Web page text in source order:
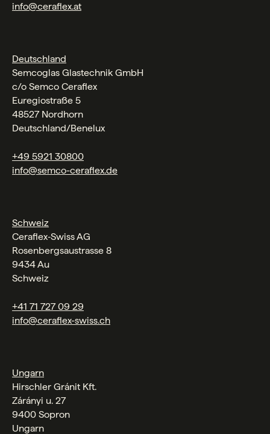
info@ceraflex.at
Deutschland
Semcoglas Glastechnik GmbH
c/o Semco Ceraflex
Euregiostraße 5
48527 Nordhorn
Deutschland/Benelux
+49 5921 30800
info@semco-ceraflex.de
Schweiz
Ceraflex‑Swiss AG
Rosenbergsaustrasse 8
9434 Au
Schweiz
+41 71 727 09 29
info@ceraflex-swiss.ch
Ungarn
Hirschler Gránit Kft.
Zárányi u. 27
9400 Sopron
Ungarn